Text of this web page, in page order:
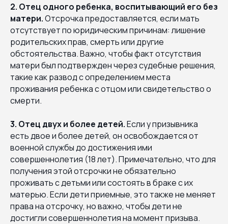
2. Отец одного ребенка, воспитывающий его без
матери.Отсрочка предоставляется, если мать
отсутствует по юридическим причинам: лишение
родительских прав, смерть или другие
обстоятельства. Важно, чтобы факт отсутствия
матери был подтвержден через судебные решения,
такие как развод с определением места
проживания ребенка с отцом или свидетельство о
смерти.
3. Отец двух и более детей.Если у призывника
есть двое и более детей, он освобождается от
военной службы до достижения ими
совершеннолетия (18 лет). Примечательно, что для
получения этой отсрочки не обязательно
проживать с детьми или состоять в браке с их
матерью. Если дети приемные, это также не меняет
права на отсрочку, но важно, чтобы дети не
достигли совершеннолетия на момент призыва.